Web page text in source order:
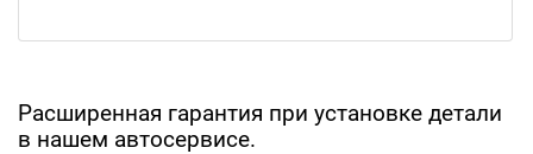
Расширенная гарантия при установке детали
в нашем автосервисе.